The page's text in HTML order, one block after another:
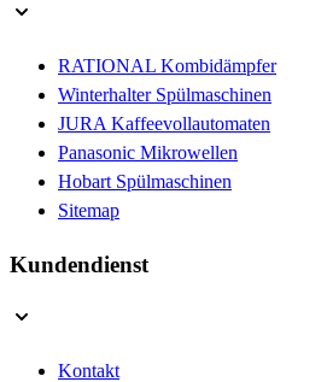
RATIONAL Kombidämpfer
Winterhalter Spülmaschinen
JURA Kaffeevollautomaten
Panasonic Mikrowellen
Hobart Spülmaschinen
Sitemap
Kundendienst
Kontakt